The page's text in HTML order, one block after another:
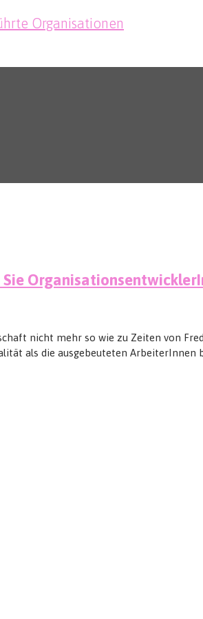
Organisationen
nicht mehr so wie zu Zeiten von
als die ausgebeuteten ArbeiterInnen